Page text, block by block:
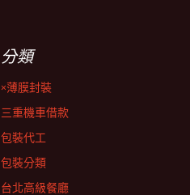
分類
×薄膜封裝
三重機車借款
包裝代工
包裝分類
台北高級餐廳